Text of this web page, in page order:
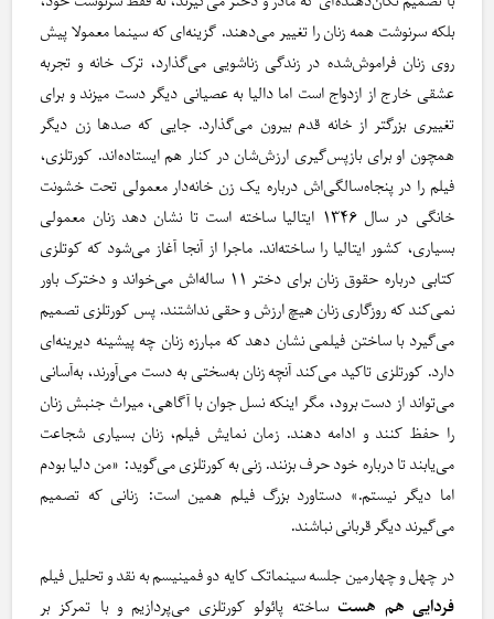
بلکه سرنوشت همه زنان را تغییر می‌دهند. گزینه‌ای که سینما معمولا پیش
روی زنان فراموش‌شده در زندگی زناشویی می‌گذارد، ترک خانه و تجربه
عشقی خارج از ازدواج است اما دالیا به عصیانی دیگر دست میزند و برای
تغییری بزرگتر از خانه قدم بیرون می‌گذارد. جایی که صدها زن دیگر
همچون او برای بازپس‌گیری ارزش‌شان در کنار هم ایستاده‌اند. کورتلزی،
فیلم را در پنجاه‌سالگی‌اش درباره یک زن خانه‌دار معمولی تحت خشونت
خانگی در سال ۱۳۴۶ ایتالیا ساخته است تا نشان دهد زنان معمولی
بسیاری، کشور ایتالیا را ساخته‌اند. ماجرا از آنجا آغاز می‌شود که کوتلزی
کتابی درباره حقوق زنان برای دختر ۱۱ ساله‌اش می‌خواند و دخترک باور
نمی‌کند که روزگاری زنان هیچ ارزش و حقی نداشتند. پس کورتلزی تصمیم
می‌گیرد با ساختن فیلمی نشان دهد که مبارزه زنان چه پیشینه دیرینه‌ای
دارد. کورتلزی تاکید می‌کند آنچه زنان به‌سختی به دست می‌آورند، به‌آسانی
می‌تواند از دست برود، مگر اینکه نسل جوان با آگاهی، میراث جنبش زنان
را حفظ کنند و ادامه دهند. زمان نمایش فیلم، زنان بسیاری شجاعت
می‌یابند تا درباره خود حرف بزنند. زنی به کورتلزی می‌گوید: «من دلیا بودم
اما دیگر نیستم.» دستاورد بزرگ فیلم همین است: زنانی که تصمیم
می‌گیرند دیگر قربانی نباشند.
در چهل و چهارمین جلسه سینماتک کایه دو فمینیسم به نقد و تحلیل فیلم
فردایی هم هست ساخته پائولو کورتلزی می‌پردازیم و با تمرکز بر